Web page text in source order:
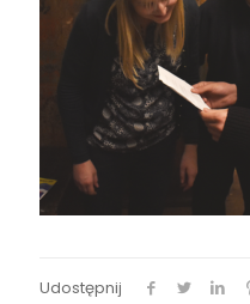
Udostępnij